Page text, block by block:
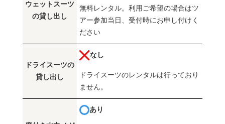
ウェットスーツ
の貸し出し
無料レンタル。利用ご希望の場合はツ
アー参加当日、受付時にお申し付けく
ださい
ドライスーツの
貸し出し
なし
ドライスーツのレンタルは行っており
ません。
あり